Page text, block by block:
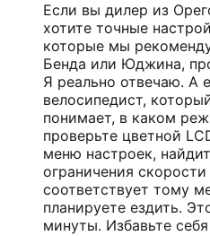
Если вы дилер из
хотите точные
которые мы
Бенда или Юджина,
Я реально отвечаю. А
велосипедист,
понимает, в каком
проверьте цветной
меню настроек,
ограничения
соответствует тому
планируете ездить.
минуты. Избавьте